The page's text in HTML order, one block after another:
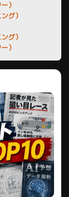
）
グ）
グ）
）